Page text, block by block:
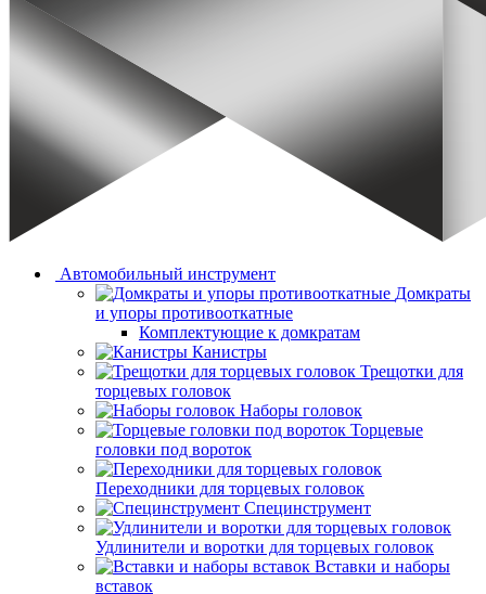
Автомобильный инструмент
Домкраты
и упоры противооткатные
Комплектующие к домкратам
Канистры
Трещотки для
торцевых головок
Наборы головок
Торцевые
головки под вороток
Переходники для торцевых головок
Специнструмент
Удлинители и воротки для торцевых головок
Вставки и наборы
вставок